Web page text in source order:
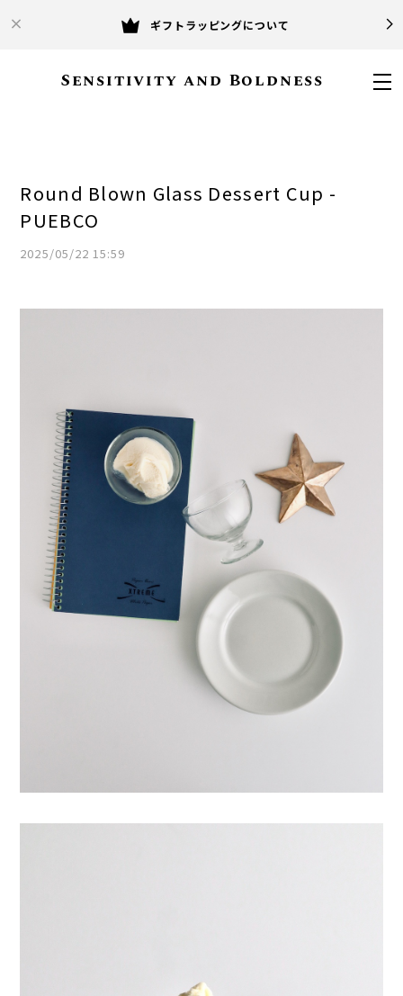
ギフトラッピングについて
Sensitivity and Boldness
Round Blown Glass Dessert Cup -
PUEBCO
2025/05/22 15:59